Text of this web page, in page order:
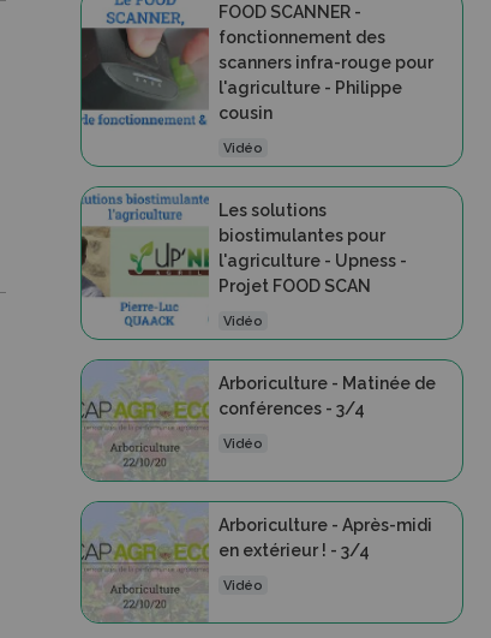
FOOD SCANNER -
fonctionnement des
scanners infra-rouge pour
l'agriculture - Philippe
cousin
Vidéo
Les solutions
biostimulantes pour
l'agriculture - Upness -
Projet FOOD SCAN
Vidéo
Arboriculture - Matinée de
conférences - 3/4
Vidéo
Arboriculture - Après-midi
en extérieur ! - 3/4
Vidéo